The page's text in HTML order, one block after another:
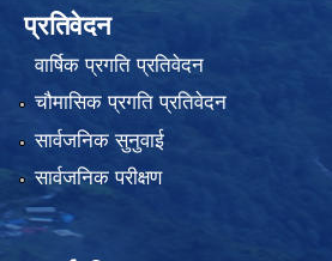
प्रतिवेदन
वार्षिक प्रगति प्रतिवेदन
चौमासिक प्रगति प्रतिवेदन
सार्वजनिक सुनुवाई
सार्वजनिक परीक्षण